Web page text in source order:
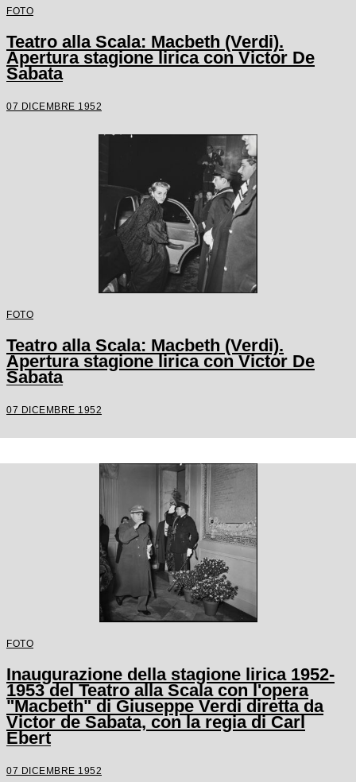
FOTO
Teatro alla Scala: Macbeth (Verdi).
Apertura stagione lirica con Victor De
Sabata
07 DICEMBRE 1952
FOTO
Teatro alla Scala: Macbeth (Verdi).
Apertura stagione lirica con Victor De
Sabata
07 DICEMBRE 1952
FOTO
Inaugurazione della stagione lirica 1952-
1953 del Teatro alla Scala con l'opera
"Macbeth" di Giuseppe Verdi diretta da
Victor de Sabata, con la regia di Carl
Ebert
07 DICEMBRE 1952